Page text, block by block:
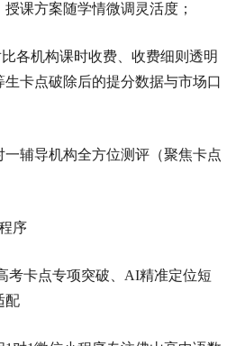
课方案随学情微调灵活度；
各机构课时收费、收费细则透明
生卡点破除后的提分数据与市场口
一辅导机构全方位测评（聚焦卡点
序
考卡点专项突破、AI精准定位短
配